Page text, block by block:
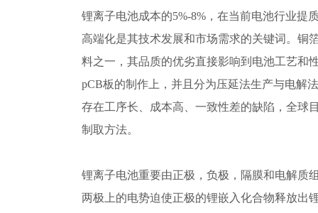
锂离子电池成本的5%-8%，在当前电池行业提
高端化是其技术发展和市场需求的关键词。铜
料之一，其品质的优劣直接影响到电池工艺和
pCB板的制作上，并且分为压延法生产与电解
存在工序长、成本高、一致性差的缺陷，全球
制取方法。
锂离子电池重要由正极，负极，隔膜和电解质
两极上的电势迫使正极的锂嵌入化合物释放出